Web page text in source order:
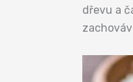
dřevu a